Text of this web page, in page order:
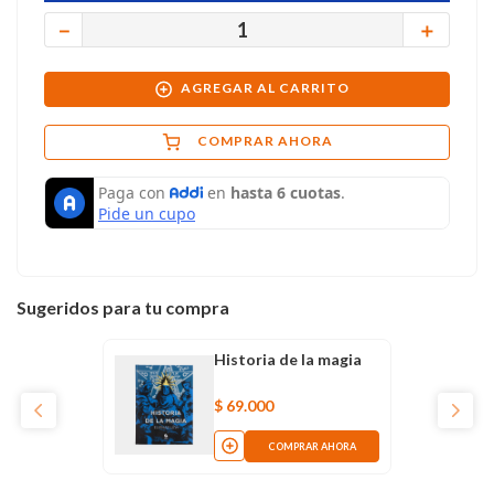
＋
－
AGREGAR AL CARRITO
COMPRAR AHORA
Sugeridos para tu compra
Historia de la magia
$ 69.000
COMPRAR AHORA